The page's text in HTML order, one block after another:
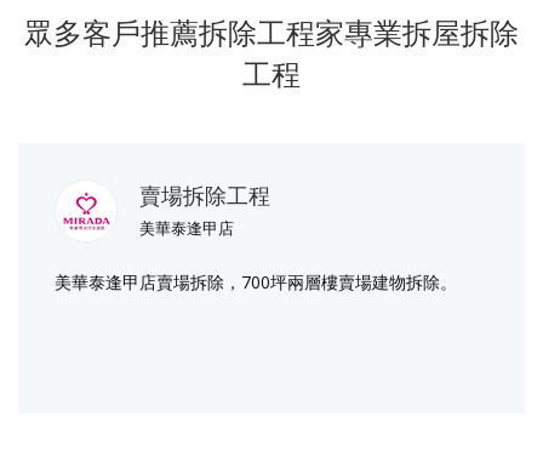
眾多客戶推薦拆除工程家專業拆屋拆除
工程
賣場拆除工程
美華泰逢甲店
美華泰逢甲店賣場拆除，700坪兩層樓賣場建物拆除。